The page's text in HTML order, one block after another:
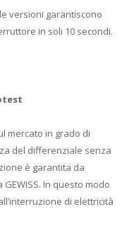
versioni garantiscono
in soli 10 secondi.
mercato in grado di
del differenziale senza
è garantita da
In questo modo
di elettricità